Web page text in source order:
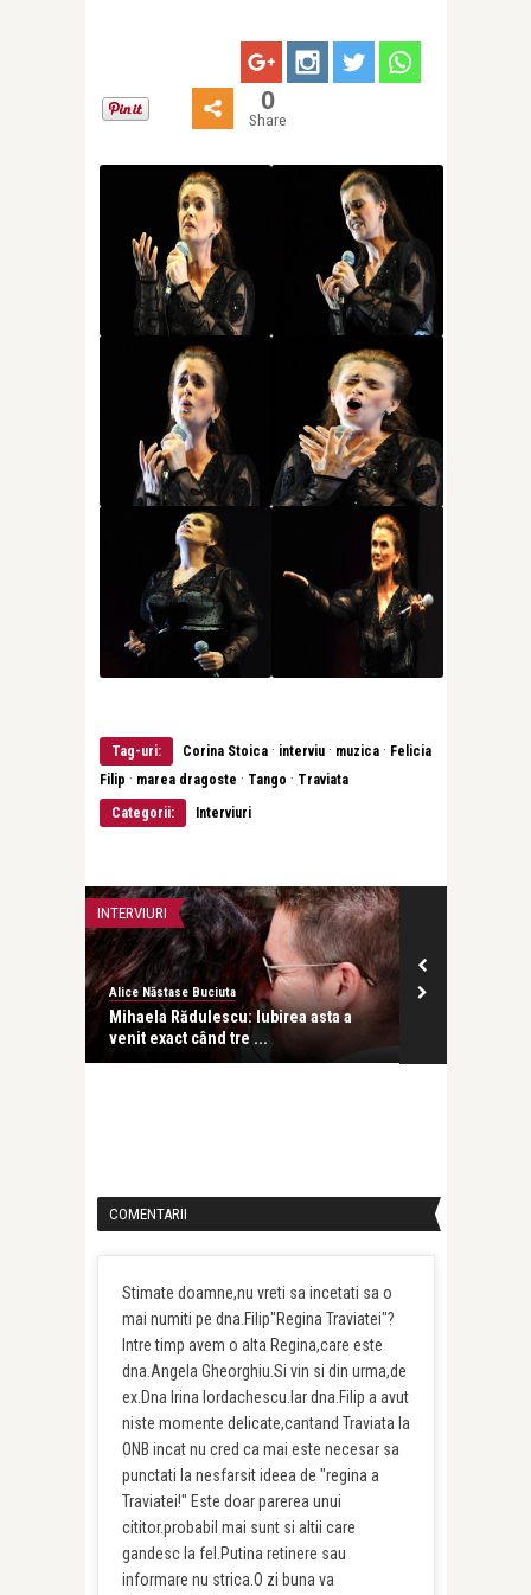
0
Share
Tag-uri: Corina Stoica · interviu · muzica · Felicia
Filip · marea dragoste · Tango · Traviata
Categorii:
Interviuri
INTERVIURI
Alice Năstase Buciuta
Mihaela Rădulescu: Iubirea asta a
venit exact când tre ...
COMENTARII
Stimate doamne,nu vreti sa incetati sa o
mai numiti pe dna.Filip"Regina Traviatei"?
Intre timp avem o alta Regina,care este
dna.Angela Gheorghiu.Si vin si din urma,de
ex.Dna Irina Iordachescu.Iar dna.Filip a avut
niste momente delicate,cantand Traviata la
ONB incat nu cred ca mai este necesar sa
punctati la nesfarsit ideea de "regina a
Traviatei!" Este doar parerea unui
cititor.probabil mai sunt si altii care
gandesc la fel.Putina retinere sau
informare nu strica.O zi buna va